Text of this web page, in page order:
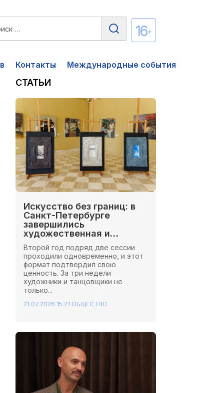
16+
Контакты
Международные события
СТАТЬИ
Искусство без границ: в
Санкт-Петербурге
завершились
художественная и
хореографическая сессии
Школы Иннопрактики.
Второй год подряд две сессии
проходили одновременно, и этот
формат подтвердил свою
ценность. За три недели
художники и танцовщики не
только...
21.07.2026 15:21 ОБЩЕСТВО